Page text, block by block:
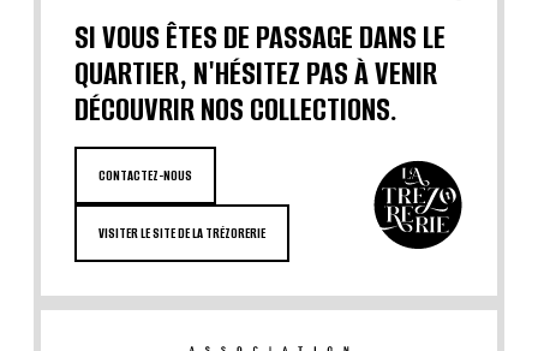
SI VOUS ÊTES DE PASSAGE DANS LE
QUARTIER, N'HÉSITEZ PAS À VENIR
DÉCOUVRIR NOS COLLECTIONS.
CONTACTEZ-NOUS
VISITER LE SITE DE LA TRÉZORERIE